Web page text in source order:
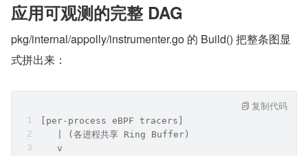
应用可观测的完整 DAG
pkg/internal/appolly/instrumenter.go 的 Build() 把整条图显
式拼出来：
[per-process eBPF tracers]
   | (各进程共享 Ring Buffer)
   v
复制代码